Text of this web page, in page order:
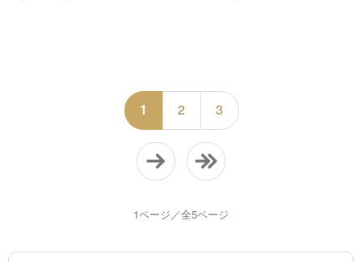
1 2 3
1ページ／全5ページ